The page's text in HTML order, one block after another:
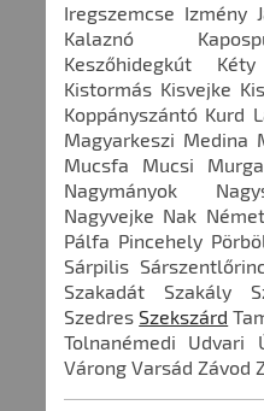
Iregszemcse Izmény
Kalaznó
Keszőhidegkút
Kistormás Kisvejke
Koppányszántó Kurd
Magyarkeszi Medina
Mucsfa Mucsi
Nagymányok
Nagyvejke Nak
Pálfa Pincehely
Sárpilis
Szakadát Szakály
Szedres Szekszárd
Tolnanémedi Udvari
Várong Varsád Závod